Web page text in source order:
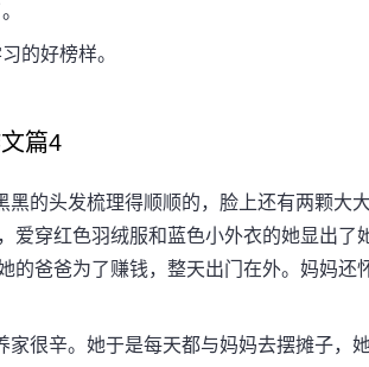
的好榜样。
篇4
的头发梳理得顺顺的，脸上还有两颗大大
爱穿红色羽绒服和蓝色小外衣的她显出了
的爸爸为了赚钱，整天出门在外。妈妈还
很辛。她于是每天都与妈妈去摆摊子，